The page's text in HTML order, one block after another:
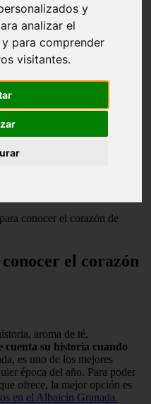
y
analizar el
para comprender
visitantes.
conocer el corazón de
el corazón
aroma de té,
cuenta su historia cuando
es uno de los mejores
época del año. Para poder
ofrece, la mejor opción es
en el Albaicín Granada.